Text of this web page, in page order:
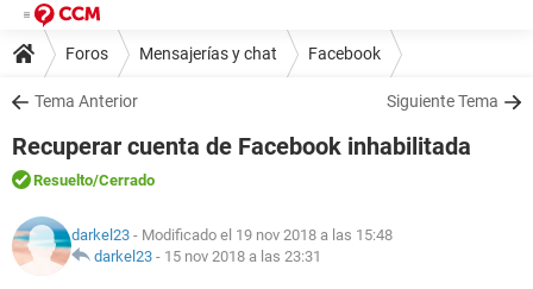
Foros Mensajerías y chat Facebook
Tema Anterior Siguiente Tema
Recuperar cuenta de Facebook inhabilitada
Resuelto/Cerrado
darkel23 - Modificado el 19 nov 2018 a las 15:48
darkel23 - 15 nov 2018 a las 23:31